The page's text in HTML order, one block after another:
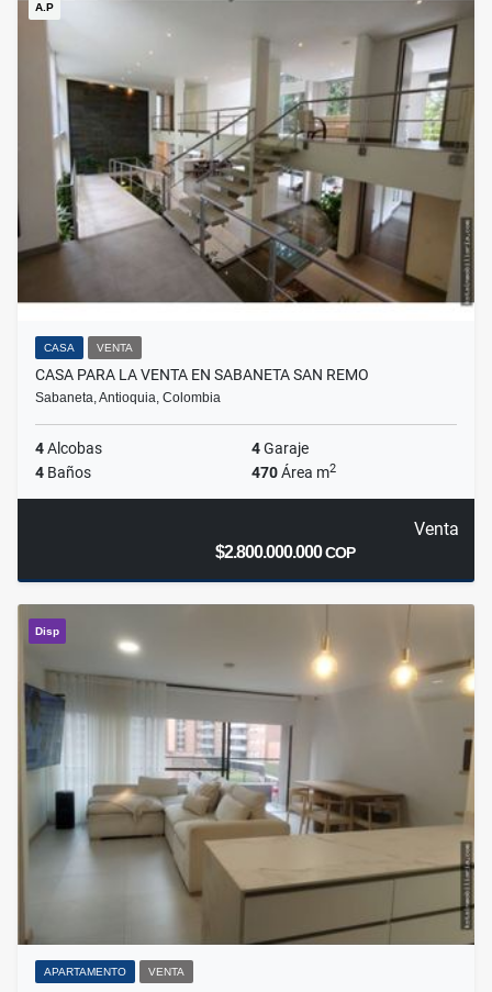
A.P
CASA VENTA
CASA PARA LA VENTA EN SABANETA SAN REMO
Sabaneta, Antioquia, Colombia
4Alcobas 4Garaje
4 Baños 470Área m2
Venta
$2.800.000.000COP
Disp
APARTAMENTO VENTA